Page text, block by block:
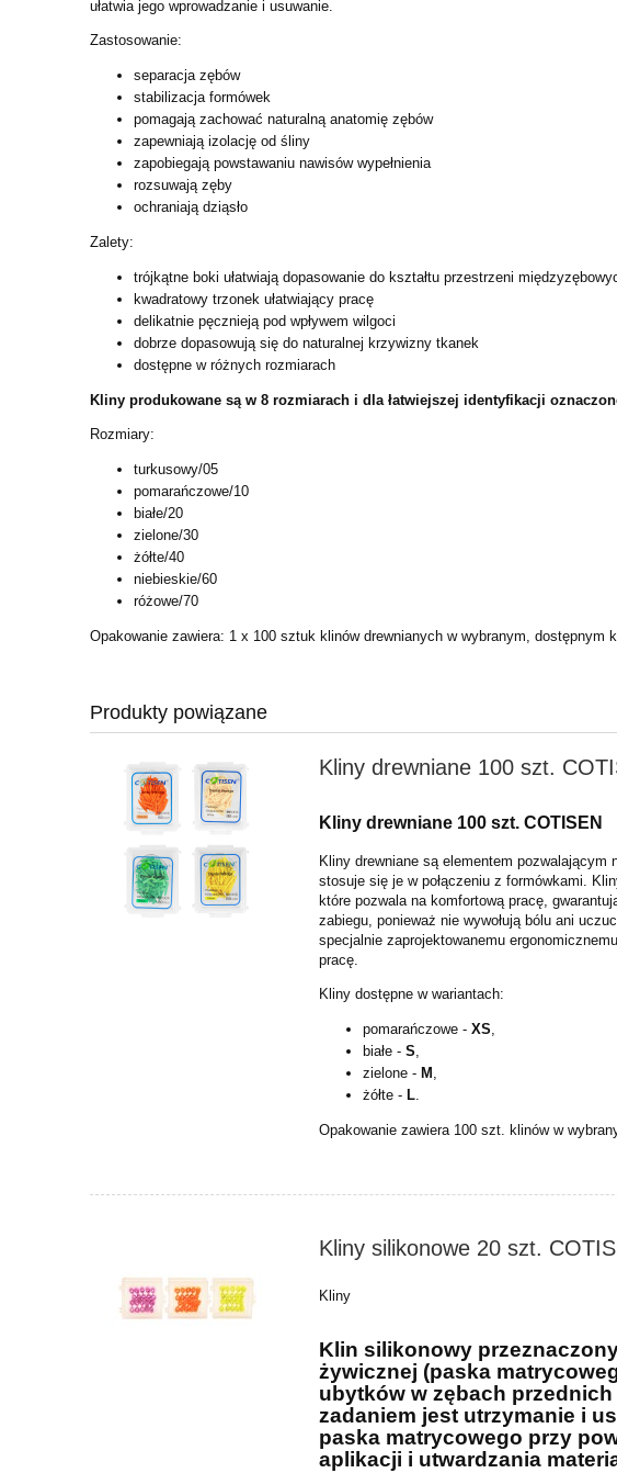
ułatwia jego wprowadzanie i usuwanie.
Zastosowanie:
separacja zębów
stabilizacja formówek
pomagają zachować naturalną anatomię zębów
zapewniają izolację od śliny
zapobiegają powstawaniu nawisów wypełnienia
rozsuwają zęby
ochraniają dziąsło
Zalety:
trójkątne boki ułatwiają dopasowanie do kształtu przestrzeni
kwadratowy trzonek ułatwiający pracę
delikatnie pęcznieją pod wpływem wilgoci
dobrze dopasowują się do naturalnej krzywizny tkanek
dostępne w różnych rozmiarach
Kliny produkowane są w 8 rozmiarach i dla łatwiejszej identyfikacji
Rozmiary:
turkusowy/05
pomarańczowe/10
białe/20
zielone/30
żółte/40
niebieskie/60
różowe/70
Opakowanie zawiera: 1 x 100 sztuk klinów drewnianych w wybranym, dostępnym
Produkty powiązane
Kliny drewniane 100 szt.
Kliny drewniane 100 szt. COTISEN
Kliny drewniane są elementem
stosuje się je w połączeniu z formówkami.
które pozwala na komfortową pracę,
zabiegu, ponieważ nie wywołują bólu ani
specjalnie zaprojektowanemu
pracę.
Kliny dostępne w wariantach:
pomarańczowe -XS,
białe -S,
zielone - M ,
żółte - L.
Opakowanie zawiera 100 szt. klinów w
Kliny silikonowe 20 szt.
Kliny
Klin silikonowy
żywicznej (paska
ubytków w zębach
zadaniem jest utrzymanie i
paska matrycowego przy
aplikacji i utwardzania